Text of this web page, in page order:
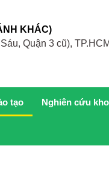
KHÁC)
Quận 3 cũ), TP.HCM
tạo Nghiên cứu